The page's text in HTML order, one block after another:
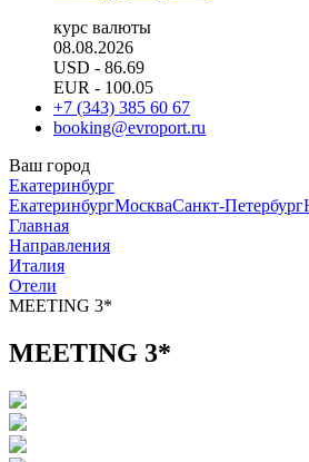
курс валюты
08.08.2026
USD - 86.69
EUR - 100.05
+7 (343) 385 60 67
booking@evroport.ru
Ваш город
Екатеринбург
ЕкатеринбургМоскваСанкт-Петербург
Главная
Направления
Италия
Отели
MEETING 3*
MEETING 3*